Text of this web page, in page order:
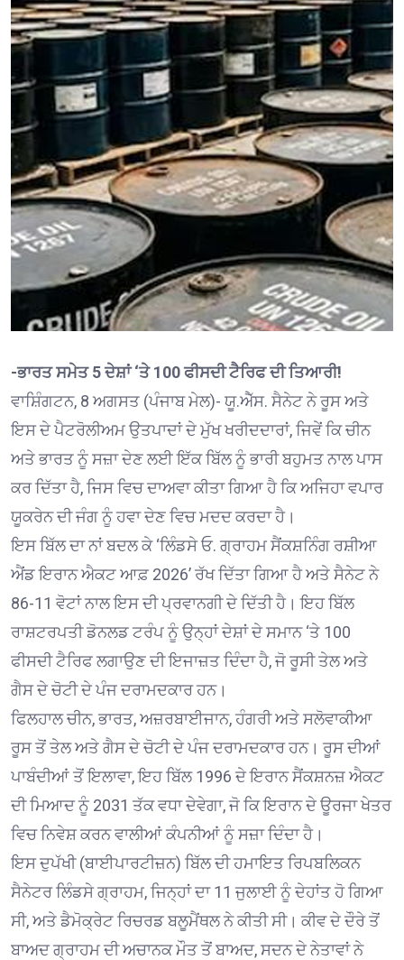
-ਭਾਰਤ ਸਮੇਤ 5 ਦੇਸ਼ਾਂ ‘ਤੇ 100 ਫੀਸਦੀ ਟੈਰਿਫ ਦੀ ਤਿਆਰੀ!
ਵਾਸ਼ਿੰਗਟਨ, 8 ਅਗਸਤ (ਪੰਜਾਬ ਮੇਲ)- ਯੂ.ਐੱਸ. ਸੈਨੇਟ ਨੇ ਰੂਸ ਅਤੇ
ਇਸ ਦੇ ਪੈਟਰੋਲੀਅਮ ਉਤਪਾਦਾਂ ਦੇ ਮੁੱਖ ਖਰੀਦਦਾਰਾਂ, ਜਿਵੇਂ ਕਿ ਚੀਨ
ਅਤੇ ਭਾਰਤ ਨੂੰ ਸਜ਼ਾ ਦੇਣ ਲਈ ਇੱਕ ਬਿੱਲ ਨੂੰ ਭਾਰੀ ਬਹੁਮਤ ਨਾਲ ਪਾਸ
ਕਰ ਦਿੱਤਾ ਹੈ, ਜਿਸ ਵਿਚ ਦਾਅਵਾ ਕੀਤਾ ਗਿਆ ਹੈ ਕਿ ਅਜਿਹਾ ਵਪਾਰ
ਯੂਕਰੇਨ ਦੀ ਜੰਗ ਨੂੰ ਹਵਾ ਦੇਣ ਵਿਚ ਮਦਦ ਕਰਦਾ ਹੈ।
ਇਸ ਬਿੱਲ ਦਾ ਨਾਂ ਬਦਲ ਕੇ ‘ਲਿੰਡਸੇ ਓ. ਗ੍ਰਾਹਮ ਸੈਂਕਸ਼ਨਿੰਗ ਰਸ਼ੀਆ
ਐਂਡ ਇਰਾਨ ਐਕਟ ਆਫ਼ 2026’ ਰੱਖ ਦਿੱਤਾ ਗਿਆ ਹੈ ਅਤੇ ਸੈਨੇਟ ਨੇ
86-11 ਵੋਟਾਂ ਨਾਲ ਇਸ ਦੀ ਪ੍ਰਵਾਨਗੀ ਦੇ ਦਿੱਤੀ ਹੈ। ਇਹ ਬਿੱਲ
ਰਾਸ਼ਟਰਪਤੀ ਡੋਨਲਡ ਟਰੰਪ ਨੂੰ ਉਨ੍ਹਾਂ ਦੇਸ਼ਾਂ ਦੇ ਸਮਾਨ ‘ਤੇ 100
ਫੀਸਦੀ ਟੈਰਿਫ ਲਗਾਉਣ ਦੀ ਇਜਾਜ਼ਤ ਦਿੰਦਾ ਹੈ, ਜੋ ਰੂਸੀ ਤੇਲ ਅਤੇ
ਗੈਸ ਦੇ ਚੋਟੀ ਦੇ ਪੰਜ ਦਰਾਮਦਕਾਰ ਹਨ।
ਫਿਲਹਾਲ ਚੀਨ, ਭਾਰਤ, ਅਜ਼ਰਬਾਈਜਾਨ, ਹੰਗਰੀ ਅਤੇ ਸਲੋਵਾਕੀਆ
ਰੂਸ ਤੋਂ ਤੇਲ ਅਤੇ ਗੈਸ ਦੇ ਚੋਟੀ ਦੇ ਪੰਜ ਦਰਾਮਦਕਾਰ ਹਨ। ਰੂਸ ਦੀਆਂ
ਪਾਬੰਦੀਆਂ ਤੋਂ ਇਲਾਵਾ, ਇਹ ਬਿੱਲ 1996 ਦੇ ਇਰਾਨ ਸੈਂਕਸ਼ਨਜ਼ ਐਕਟ
ਦੀ ਮਿਆਦ ਨੂੰ 2031 ਤੱਕ ਵਧਾ ਦੇਵੇਗਾ, ਜੋ ਕਿ ਇਰਾਨ ਦੇ ਊਰਜਾ ਖੇਤਰ
ਵਿਚ ਨਿਵੇਸ਼ ਕਰਨ ਵਾਲੀਆਂ ਕੰਪਨੀਆਂ ਨੂੰ ਸਜ਼ਾ ਦਿੰਦਾ ਹੈ।
ਇਸ ਦੁਪੱਖੀ (ਬਾਈਪਾਰਟੀਜ਼ਨ) ਬਿੱਲ ਦੀ ਹਮਾਇਤ ਰਿਪਬਲਿਕਨ
ਸੈਨੇਟਰ ਲਿੰਡਸੇ ਗ੍ਰਾਹਮ, ਜਿਨ੍ਹਾਂ ਦਾ 11 ਜੁਲਾਈ ਨੂੰ ਦੇਹਾਂਤ ਹੋ ਗਿਆ
ਸੀ, ਅਤੇ ਡੈਮੋਕ੍ਰੇਟ ਰਿਚਰਡ ਬਲੂਮੈਂਥਲ ਨੇ ਕੀਤੀ ਸੀ। ਕੀਵ ਦੇ ਦੌਰੇ ਤੋਂ
ਬਾਅਦ ਗ੍ਰਾਹਮ ਦੀ ਅਚਾਨਕ ਮੌਤ ਤੋਂ ਬਾਅਦ, ਸਦਨ ਦੇ ਨੇਤਾਵਾਂ ਨੇ